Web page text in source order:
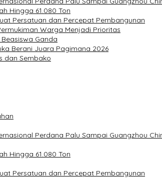
Hingga 61.080 Ton
Persatuan dan Percepat Pembangunan
Warga Menjadi Prioritas
Ganda
Berani Juara Pagimana 2026
dan Sembako
Perdana Palu Sampai Guangzhou
Hingga 61.080 Ton
Persatuan dan Percepat Pembangunan